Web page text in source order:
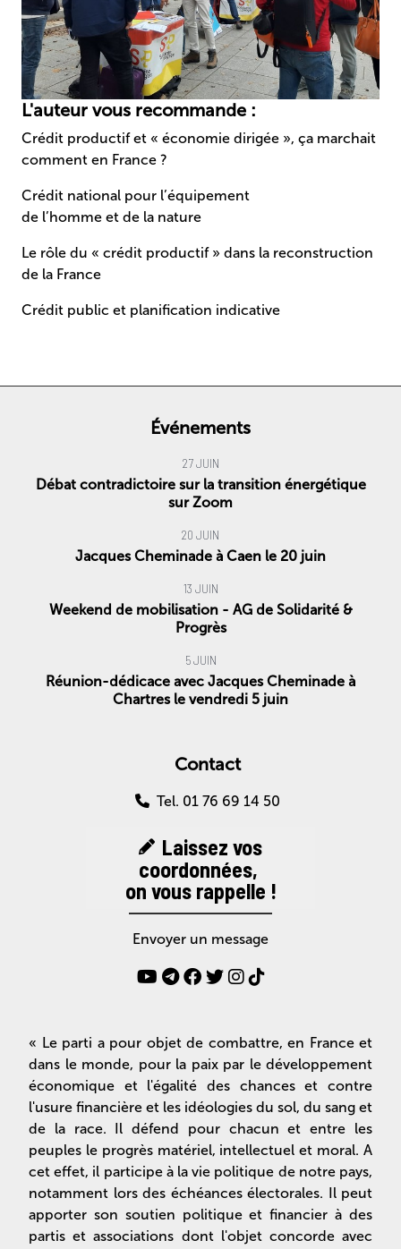
L'auteur vous recommande :
Crédit productif et « économie dirigée », ça marchait
comment en France ?
Crédit national pour l’équipement
de l’homme et de la nature
Le rôle du « crédit productif » dans la reconstruction
de la France
Crédit public et planification indicative
Événements
27 JUIN
Débat contradictoire sur la transition énergétique
sur Zoom
20 JUIN
Jacques Cheminade à Caen le 20 juin
13 JUIN
Weekend de mobilisation - AG de Solidarité &
Progrès
5 JUIN
Réunion-dédicace avec Jacques Cheminade à
Chartres le vendredi 5 juin
Contact
Tel. 01 76 69 14 50
Laissez vos
coordonnées,
on vous rappelle !
Envoyer un message
« Le parti a pour objet de combattre, en France et
dans le monde, pour la paix par le développement
économique et l'égalité des chances et contre
l'usure financière et les idéologies du sol, du sang et
de la race. Il défend pour chacun et entre les
peuples le progrès matériel, intellectuel et moral. A
cet effet, il participe à la vie politique de notre pays,
notamment lors des échéances électorales. Il peut
apporter son soutien politique et financier à des
partis et associations dont l'objet concorde avec